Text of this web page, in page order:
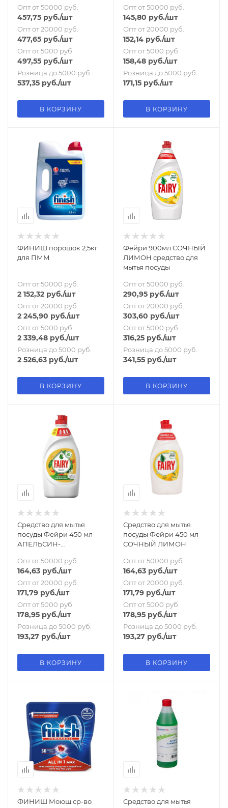
Опт от 50000 руб.
457,75 руб./шт
Опт от 20000 руб.
477,65 руб./шт
Опт от 5000 руб.
497,55 руб./шт
Розница до 5000 руб.
537,35 руб./шт
В КОРЗИНУ
Опт от 50000 руб.
145,80 руб./шт
Опт от 20000 руб.
152,14 руб./шт
Опт от 5000 руб.
158,48 руб./шт
Розница до 5000 руб.
171,15 руб./шт
В КОРЗИНУ
ФИНИШ порошок 2,5кг
для ПММ
Опт от 50000 руб.
2 152,32 руб./шт
Опт от 20000 руб.
2 245,90 руб./шт
Опт от 5000 руб.
2 339,48 руб./шт
Розница до 5000 руб.
2 526,63 руб./шт
В КОРЗИНУ
Фейри 900мл СОЧНЫЙ
ЛИМОН средство для
мытья посуды
Опт от 50000 руб.
290,95 руб./шт
Опт от 20000 руб.
303,60 руб./шт
Опт от 5000 руб.
316,25 руб./шт
Розница до 5000 руб.
341,55 руб./шт
В КОРЗИНУ
Средство для мытья
посуды Фейри 450 мл
АПЕЛЬСИН-
Опт от 50000 руб.
164,63 руб./шт
Опт от 20000 руб.
171,79 руб./шт
Опт от 5000 руб.
178,95 руб./шт
Розница до 5000 руб.
193,27 руб./шт
В КОРЗИНУ
Средство для мытья
посуды Фейри 450 мл
СОЧНЫЙ ЛИМОН
Опт от 50000 руб.
164,63 руб./шт
Опт от 20000 руб.
171,79 руб./шт
Опт от 5000 руб.
178,95 руб./шт
Розница до 5000 руб.
193,27 руб./шт
В КОРЗИНУ
ФИНИШ Моющ.ср-во
Средство для мытья